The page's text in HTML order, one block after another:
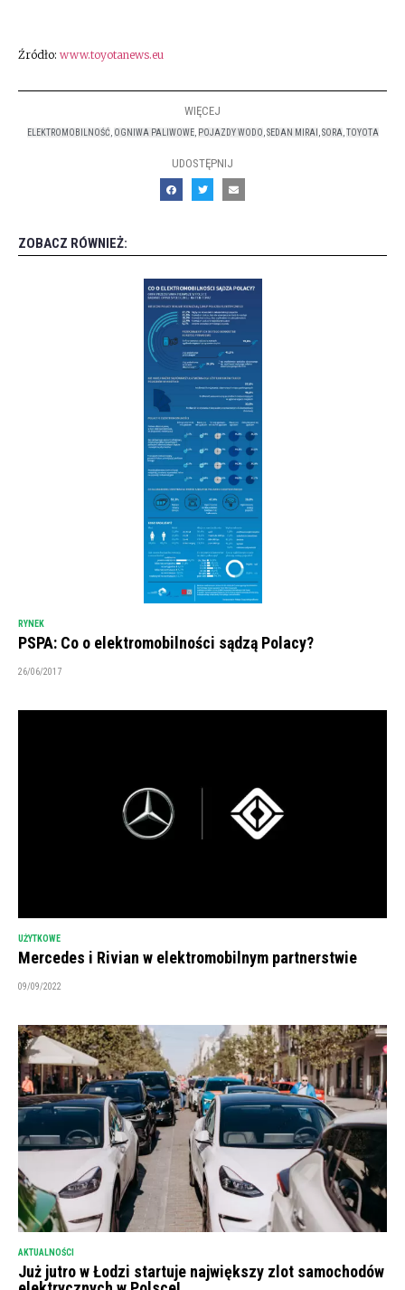
Źródło: www.toyotanews.eu
WIĘCEJ
ELEKTROMOBILNOŚĆ OGNIWA PALIWOWE, POJAZDY WODO SEDAN MIRAI SORA TOYOTA
UDOSTĘPNIJ
ZOBACZ RÓWNIEŻ:
RYNEK
PSPA: Co o elektromobilności sądzą Polacy?
26/06/2017
UŻYTKOWE
Mercedes i Rivian w elektromobilnym partnerstwie
09/09/2022
AKTUALNOŚCI
Już jutro w Łodzi startuje największy zlot samochodów